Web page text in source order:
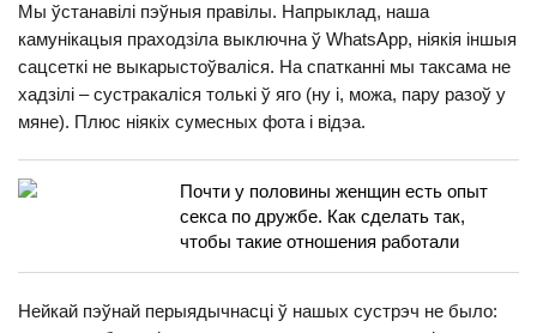
Мы ўстанавілі пэўныя правілы. Напрыклад, наша
камунікацыя праходзіла выключна ў WhatsApp, ніякія іншыя
сацсеткі не выкарыстоўваліся. На спатканні мы таксама не
хадзілі – сустракаліся толькі ў яго (ну і, можа, пару разоў у
мяне). Плюс ніякіх сумесных фота і відэа.
Почти у половины женщин есть опыт
секса по дружбе. Как сделать так,
чтобы такие отношения работали
Нейкай пэўнай перыядычнасці ў нашых сустрэч не было: